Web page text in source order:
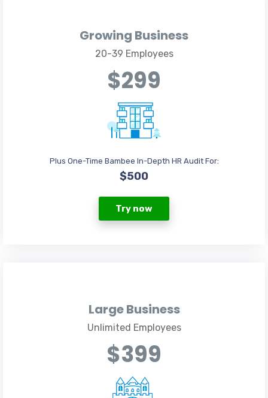
Growing Business
20-39 Employees
$299
Plus One-Time Bambee In-Depth HR Audit For:
$500
Try now
Large Business
Unlimited Employees
$399